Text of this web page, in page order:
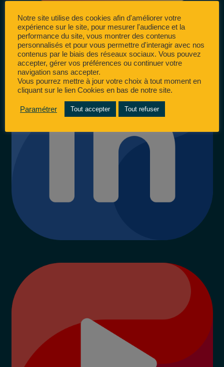
Notre site utilise des cookies afin d'améliorer votre
expérience sur le site, pour mesurer l'audience et la
performance du site, vous montrer des contenus
personnalisés et pour vous permettre d'interagir avec nos
contenus par le biais des réseaux sociaux. Vous pouvez
accepter, gérer vos préférences ou continuer votre
navigation sans accepter.
Vous pourrez mettre à jour votre choix à tout moment en
cliquant sur le lien Cookies en bas de notre site.
Paramétrer Tout accepter Tout refuser